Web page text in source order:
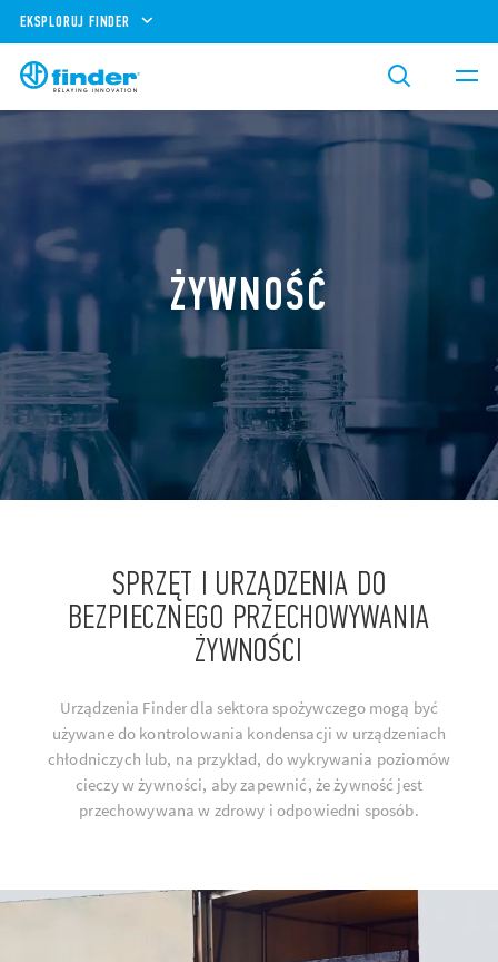
EKSPLORUJ FINDER
ŻYWNOŚĆ
SPRZĘT I URZĄDZENIA DO
BEZPIECZNEGO PRZECHOWYWANIA
ŻYWNOŚCI
Urządzenia Finder dla sektora spożywczego mogą być
używane do kontrolowania kondensacji w urządzeniach
chłodniczych lub, na przykład, do wykrywania poziomów
cieczy w żywności, aby zapewnić, że ​​żywność jest
przechowywana w zdrowy i odpowiedni sposób.